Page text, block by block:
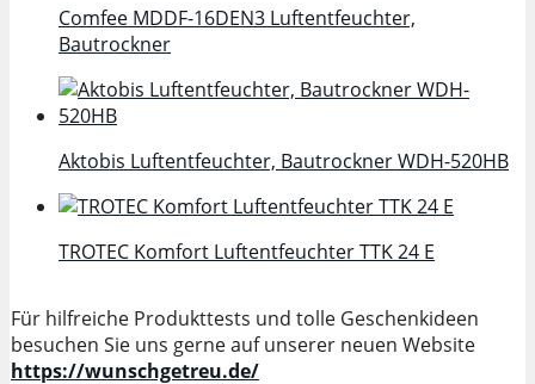
Comfee MDDF-16DEN3 Luftentfeuchter,
Bautrockner
Aktobis Luftentfeuchter, Bautrockner WDH-520HB
TROTEC Komfort Luftentfeuchter TTK 24 E
Für hilfreiche Produkttests und tolle Geschenkideen
besuchen Sie uns gerne auf unserer neuen Website
https://wunschgetreu.de/